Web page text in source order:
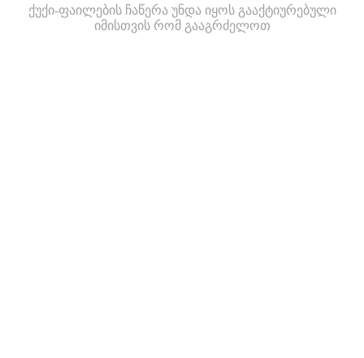
ქუქი-ფაილების ჩაწერა უნდა იყოს გააქტიურებული
იმისთვის რომ გააგრძელოთ